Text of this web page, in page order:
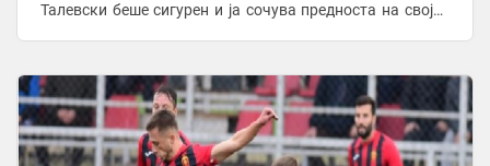
Талевски беше сигурен и ја сочува предноста на својот